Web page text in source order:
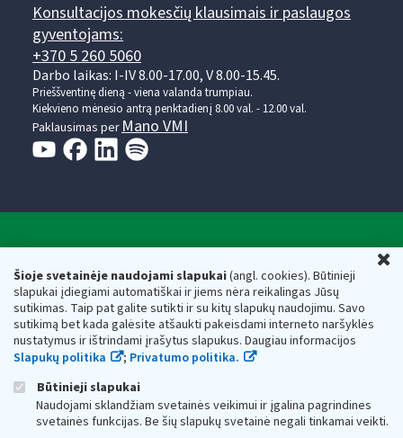
Šioje svetainėje naudojami slapukai(angl. cookies). Būtinieji
slapukai įdiegiami automatiškai ir jiems nėra reikalingas Jūsų
sutikimas. Taip pat galite sutikti ir su kitų slapukų naudojimu. Savo
sutikimą bet kada galėsite atšaukti pakeisdami interneto naršyklės
nustatymus ir ištrindami įrašytus slapukus. Daugiau informacijos
Slapukų politika
; Privatumo politika.
Būtinieji slapukai
Naudojami sklandžiam svetainės veikimui ir įgalina pagrindines
svetainės funkcijas. Be šių slapukų svetainė negali tinkamai veikti.
Konsultacijos mokesčių klausimais ir paslaugos
gyventojams:
+370 5 260 5060
Darbo laikas: I-IV 8.00-17.00, V 8.00-15.45.
Prieššventinę dieną - viena valanda trumpiau.
Kiekvieno mėnesio antrą penktadienį 8.00 val. - 12.00 val.
Paklausimas per Mano VMI
Respublikos finansų ministerijos
Biudžetinė įstaiga. Juridinio asmens kodas — 188659752,
adresas: Vasario 16-osios g. 14, 01107 Vilnius, Lietuva, el.paštas:
vmi@vmi.lt, E. pristatymo dėžutės adresas 188659752
Duomenys apie Valstybinę mokesčių inspekciją prie Lietuvos
Respublikos finansų ministerijos kaupiami ir saugomi Juridinių